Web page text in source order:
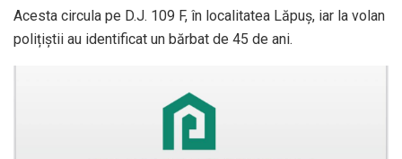
Acesta circula pe D.J. 109 F, în localitatea Lăpuș, iar la volan
polițiștii au identificat un bărbat de 45 de ani.